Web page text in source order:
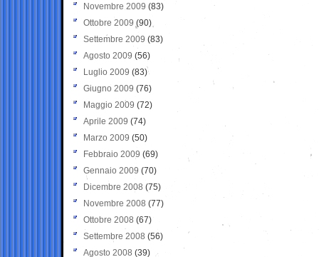
Novembre 2009 (83)
Ottobre 2009 (90)
Settembre 2009 (83)
Agosto 2009 (56)
Luglio 2009 (83)
Giugno 2009 (76)
Maggio 2009 (72)
Aprile 2009 (74)
Marzo 2009 (50)
Febbraio 2009 (69)
Gennaio 2009 (70)
Dicembre 2008 (75)
Novembre 2008 (77)
Ottobre 2008 (67)
Settembre 2008 (56)
Agosto 2008 (39)